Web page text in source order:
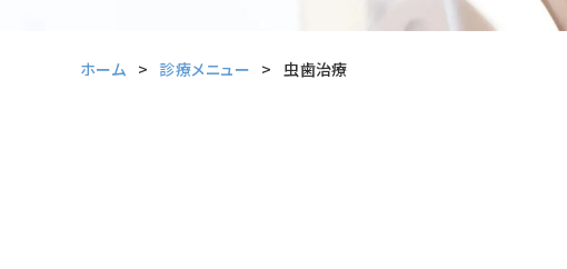
ホーム 診療メニュー 虫歯治療